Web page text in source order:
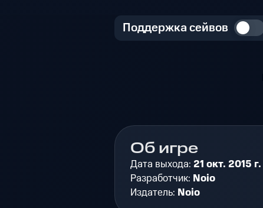
Поддержка сейвов
Об игре
Дата выхода: 21 окт. 2015 г.
Разработчик: Noio
Издатель: Noio